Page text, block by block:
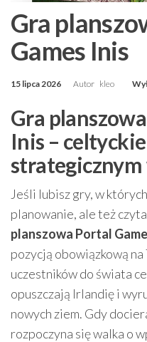
Gra
Games Inis
15 lipca 2026 Autor kleo
Gra
Inis –
Jeśli lubisz gry, w
planowanie, ale też
planszowa Portal
pozycją obowiązkową na
uczestników do świata
opuszczają Irlandię i
nowych ziem. Gdy
rozpoczyna się walka o